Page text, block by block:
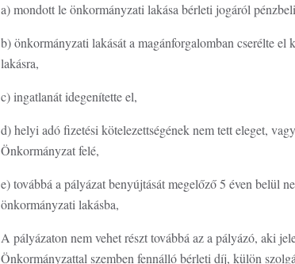
a) mondott le önkormányzati lakása bérleti jogáról
b) önkormányzati lakását a magánforgalomban cserélte
lakásra,
c) ingatlanát idegenítette el,
d) helyi adó fizetési kötelezettségének nem tett eleget,
Önkormányzat felé,
e) továbbá a pályázat benyújtását megelőző 5 éven belül
önkormányzati lakásba,
A pályázaton nem vehet részt továbbá az a pályázó, aki
Önkormányzattal szemben fennálló bérleti díj, külön